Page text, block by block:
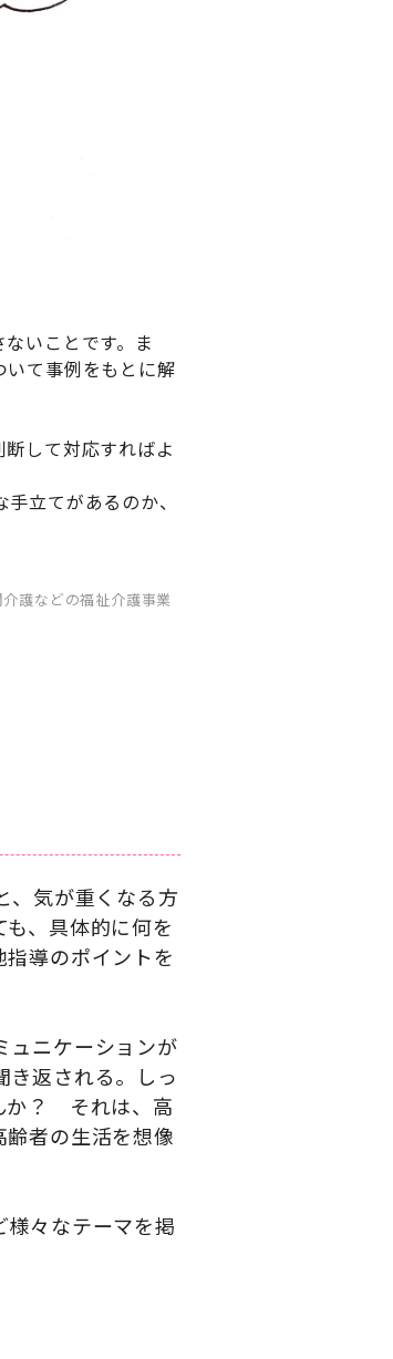
いことです。ま
て事例をもとに解
して対応すればよ
立てがあるのか、
護などの福祉介護事業
、気が重くなる方
、具体的に何を
導のポイントを
ュニケーションが
き返される。しっ
か？ それは、高
者の生活を想像
々なテーマを掲